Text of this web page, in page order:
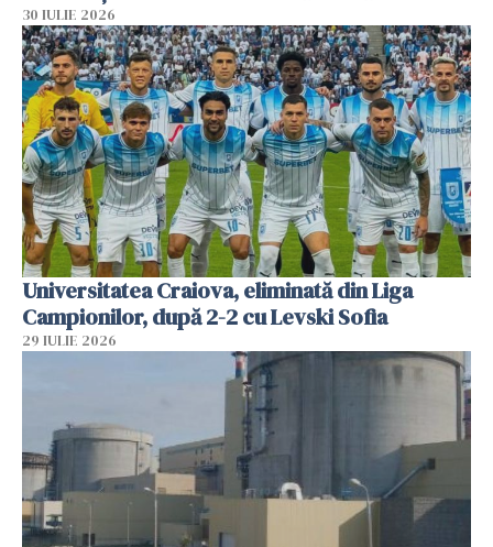
30 IULIE 2026
Universitatea Craiova, eliminată din Liga
Campionilor, după 2-2 cu Levski Sofia
29 IULIE 2026